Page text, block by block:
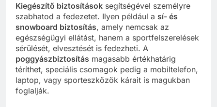
Kiegészítő biztosítások segítségével személyre
szabhatod a fedezetet. Ilyen például a sí- és
snowboard biztosítás, amely nemcsak az
egészségügyi ellátást, hanem a sportfelszerelések
sérülését, elvesztését is fedezheti. A
poggyászbiztosítás magasabb értékhatárig
téríthet, speciális csomagok pedig a mobiltelefon,
laptop, vagy sporteszközök kárait is magukban
foglalják.